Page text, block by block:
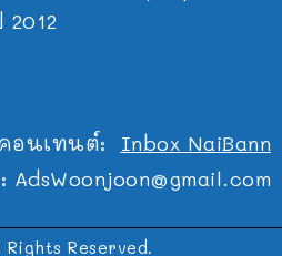
อนเทนต์: Inbox NaiBann
AdsWoonjoon@gmail.com
Reserved.